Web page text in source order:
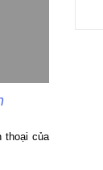
thoại của